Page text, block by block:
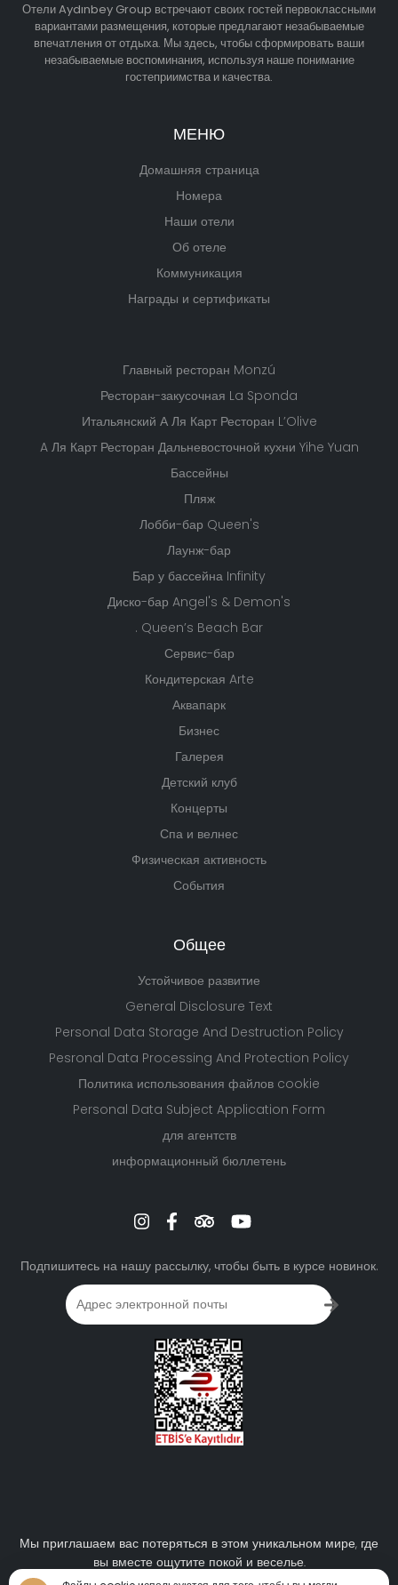
Отели Aydınbey Group встречают своих гостей первоклассными
вариантами размещения, которые предлагают незабываемые
впечатления от отдыха. Мы здесь, чтобы сформировать ваши
незабываемые воспоминания, используя наше понимание
гостеприимства и качества.
МЕНЮ
Домашняя страница
Номера
Наши отели
Об отеле
Коммуникация
Награды и сертификаты
Главный ресторан Monzú
Ресторан-закусочная La Sponda
Итальянский А Ля Карт Ресторан L’Olive
A Ля Карт Ресторан Дальневосточной кухни Yihe Yuan
Бассейны
Пляж
Лобби-бар Queen's
Лаунж-бар
Бар у бассейна Infinity
Диско-бар Angel's & Demon's
. Queen’s Beach Bar
Сервис-бар
Кондитерская Arte
Аквапарк
Бизнес
Галерея
Детский клуб
Концерты
Спа и велнес
Физическая активность
События
Общее
Устойчивое развитие
General Disclosure Text
Personal Data Storage And Destruction Policy
Pesronal Data Processing And Protection Policy
Политика использования файлов cookie
Personal Data Subject Application Form
для агентств
информационный бюллетень
Подпишитесь на нашу рассылку, чтобы быть в курсе новинок.
Мы приглашаем вас потеряться в этом уникальном мире, где
вы вместе ощутите покой и веселье.